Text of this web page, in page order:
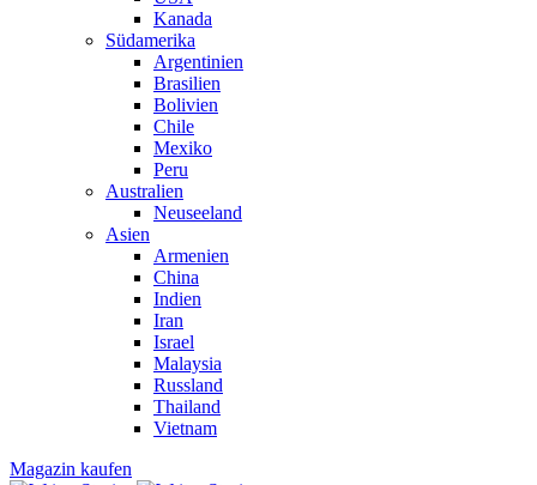
Kanada
Südamerika
Argentinien
Brasilien
Bolivien
Chile
Mexiko
Peru
Australien
Neuseeland
Asien
Armenien
China
Indien
Iran
Israel
Malaysia
Russland
Thailand
Vietnam
Magazin kaufen